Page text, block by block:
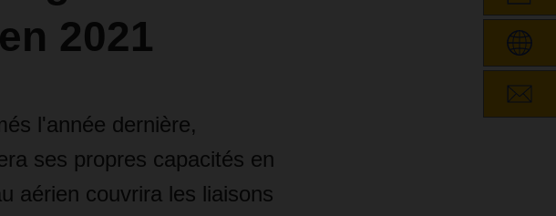
2021
l'année dernière,
ses propres capacités en
aérien couvrira les liaisons